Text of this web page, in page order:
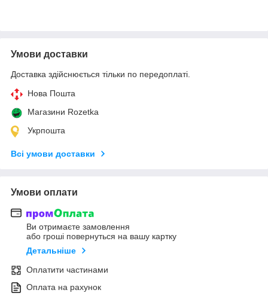
Умови доставки
Доставка здійснюється тільки по передоплаті.
Нова Пошта
Магазини Rozetka
Укрпошта
Всі умови доставки
Умови оплати
Ви отримаєте замовлення
або гроші повернуться на вашу картку
Детальніше
Оплатити частинами
Оплата на рахунок